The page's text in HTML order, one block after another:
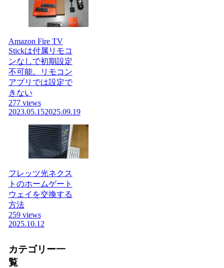
Amazon Fire TV
Stickは付属リモコ
ンなしで初期設定
不可能。リモコン
アプリでは設定で
きない
277 views
2023.05.152025.09.19
フレッツ光ネクス
トのホームゲート
ウェイを交換する
方法
259 views
2025.10.12
カテゴリー一
覧